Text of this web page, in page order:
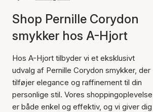
Shop Pernille Corydon
smykker hos A-Hjort
Hos A-Hjort tilbyder vi et eksklusivt
udvalg af Pernille Corydon smykker, der
tilføjer elegance og raffinement til din
personlige stil. Vores shoppingoplevelse
er både enkel og effektiv, og vi giver dig